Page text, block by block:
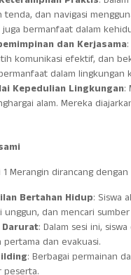
dan navigasi
bermanfaat dalam
dan Kerjasama
komunikasi efektif, dan
dalam
Kepedulian Lingkungan:
alam. Mereka
1 Merangin dirancang
Bertahan Hidup: Siswa
dan mencari sumber
Darurat: Dalam sesi ini,
dan evakuasi.
: Berbagai permainan
peserta.